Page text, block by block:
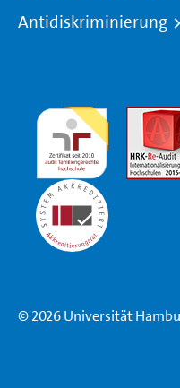
Antidiskriminierung
© 2026 Universität